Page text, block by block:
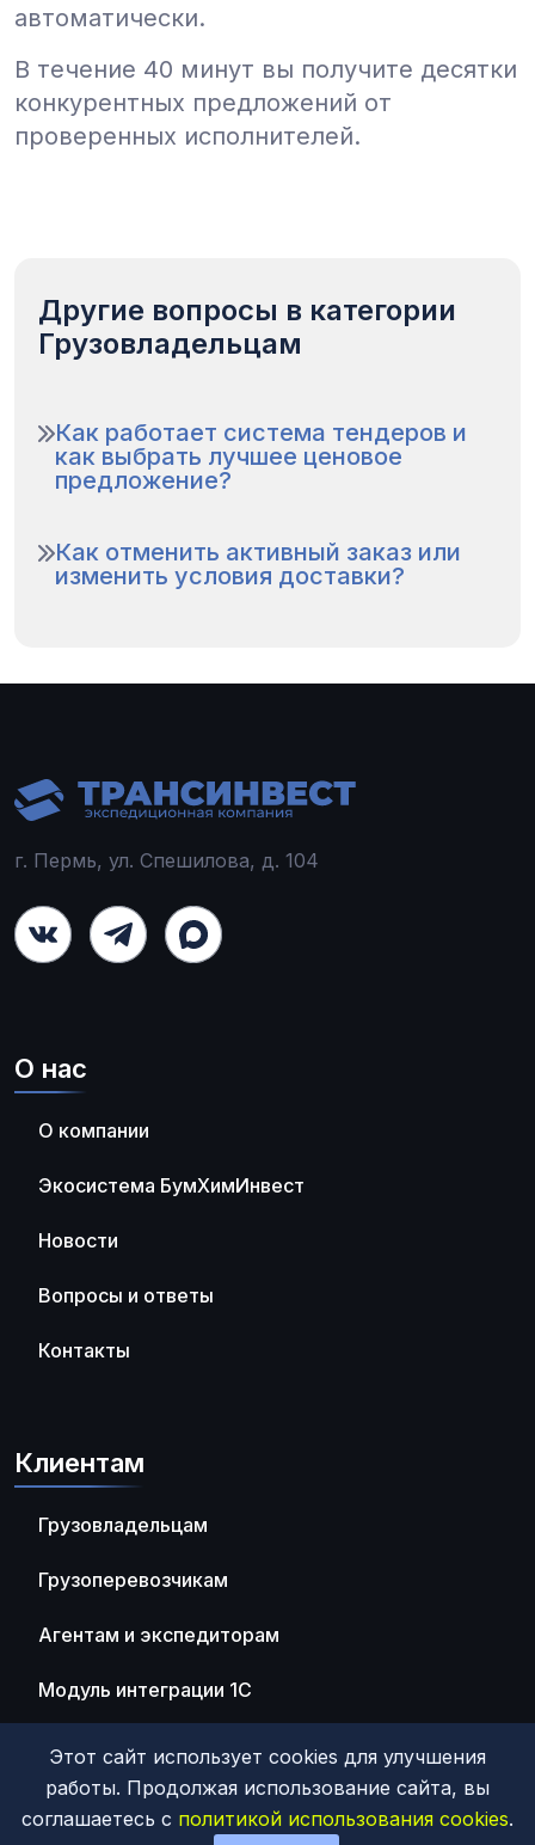
автоматически.
В течение 40 минут вы получите десятки
конкурентных предложений от
проверенных исполнителей.
Другие вопросы в категории
Грузовладельцам
Как работает система тендеров и
как выбрать лучшее ценовое
предложение?
Как отменить активный заказ или
изменить условия доставки?
г. Пермь, ул. Спешилова, д. 104
О нас
О компании
Экосистема БумХимИнвест
Новости
Вопросы и ответы
Контакты
Клиентам
Грузовладельцам
Грузоперевозчикам
Агентам и экспедиторам
Модуль интеграции 1С
© 2026 ООО "ТрансИнвест"
Этот сайт использует cookies для улучшения
работы. Продолжая использование сайта, вы
соглашаетесь с политикой использования cookies.